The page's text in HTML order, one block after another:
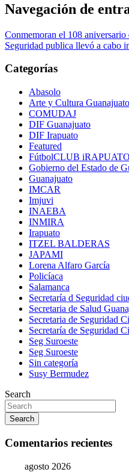
Navegación de
Conmemoran el 108
Seguridad publica llevó a cabo
Categorías
Abasolo
Arte y Cultura Guanajuato
COMUDAJ
DIF Guanajuato
DIF Irapuato
Featured
FútbolCLUB iRAPUATO
Gobierno del Estado de
Guanajuato
IMCAR
Imjuvi
INAEBA
INMIRA
Irapuato
ITZEL BALDERAS
JAPAMI
Lorena Alfaro García
Policíaca
Salamanca
Secretaría d Seguridad
Secretaria de Salud
Secretaria de Seguridad
Secretaría de Seguridad
Seg Suroeste
Seg Suroeste
Sin categoría
Susy Bermudez
Search
Search
Comentarios recientes
agosto 2026